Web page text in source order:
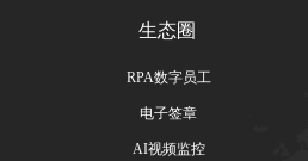
生态圈
RPA数字员工
电子签章
AI视频监控